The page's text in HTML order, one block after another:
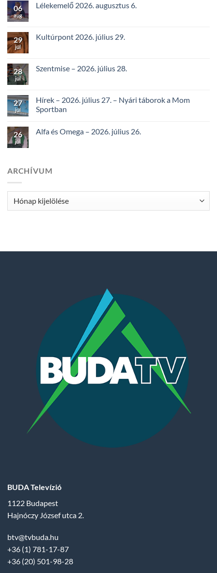
06
aug
Lélekemelő 2026. augusztus 6.
29
júl
Kultúrpont 2026. július 29.
28
júl
Szentmise – 2026. július 28.
27
júl
Hírek – 2026. július 27. – Nyári táborok a Mom
Sportban
26
júl
Alfa és Omega – 2026. július 26.
ARCHÍVUM
Archívum
BUDA Televízió
1122 Budapest
Hajnóczy József utca 2.
btv@tvbuda.hu
+36 (1) 781-17-87
+36 (20) 501-98-28